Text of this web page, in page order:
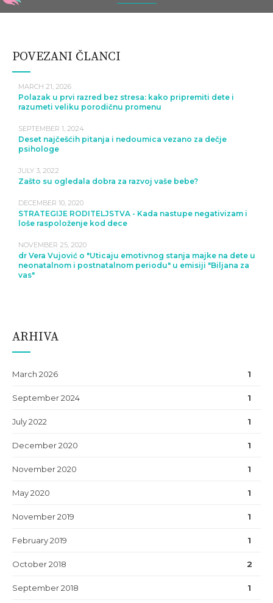
POVEZANI ČLANCI
MARCH 21, 2026
Polazak u prvi razred bez stresa: kako pripremiti dete i
razumeti veliku porodičnu promenu
SEPTEMBER 1, 2024
Deset najčešćih pitanja i nedoumica vezano za dečje
psihologe
JULY 3, 2022
Zašto su ogledala dobra za razvoj vaše bebe?
DECEMBER 10, 2020
STRATEGIJE RODITELJSTVA - Kada nastupe negativizam i
loše raspoloženje kod dece
NOVEMBER 25, 2020
dr Vera Vujović o "Uticaju emotivnog stanja majke na dete u
neonatalnom i postnatalnom periodu" u emisiji "Biljana za
vas"
ARHIVA
March 2026 1
September 2024 1
July 2022 1
December 2020 1
November 2020 1
May 2020 1
November 2019 1
February 2019 1
October 2018 2
September 2018 1